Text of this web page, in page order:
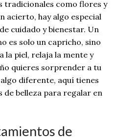
tradicionales como flores y
acierto, hay algo especial
cuidado y bienestar. Un
es solo un capricho, sino
la piel, relaja la mente y
quieres sorprender a tu
diferente, aquí tienes
belleza para regalar en
de